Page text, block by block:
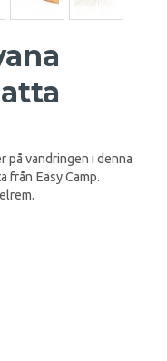
på vandringen i denna
från Easy Camp.